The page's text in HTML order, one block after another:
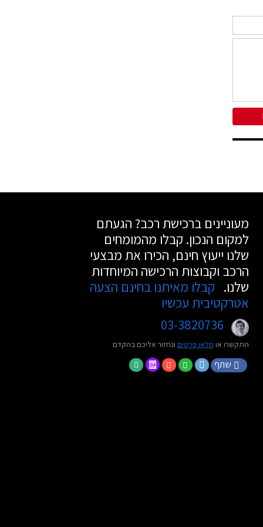
מעוניינים ברכישת רכב? הגעתם
למקום הנכון. קבלו מהמומחים
שלנו ייעוץ חינם, הכירו את מבצעי
הרכב וקבוצות הרכישה המיוחדות
שלנו. קבלו מאיתנו בחינם הצעה
אטרקטיבית עכשיו
03-3820736
התקשרו או מלאו פרטים ונחזור אליכם בהקדם
שתף